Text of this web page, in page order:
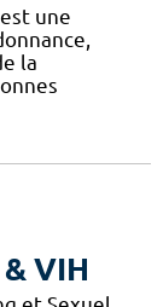
une
la
VIH